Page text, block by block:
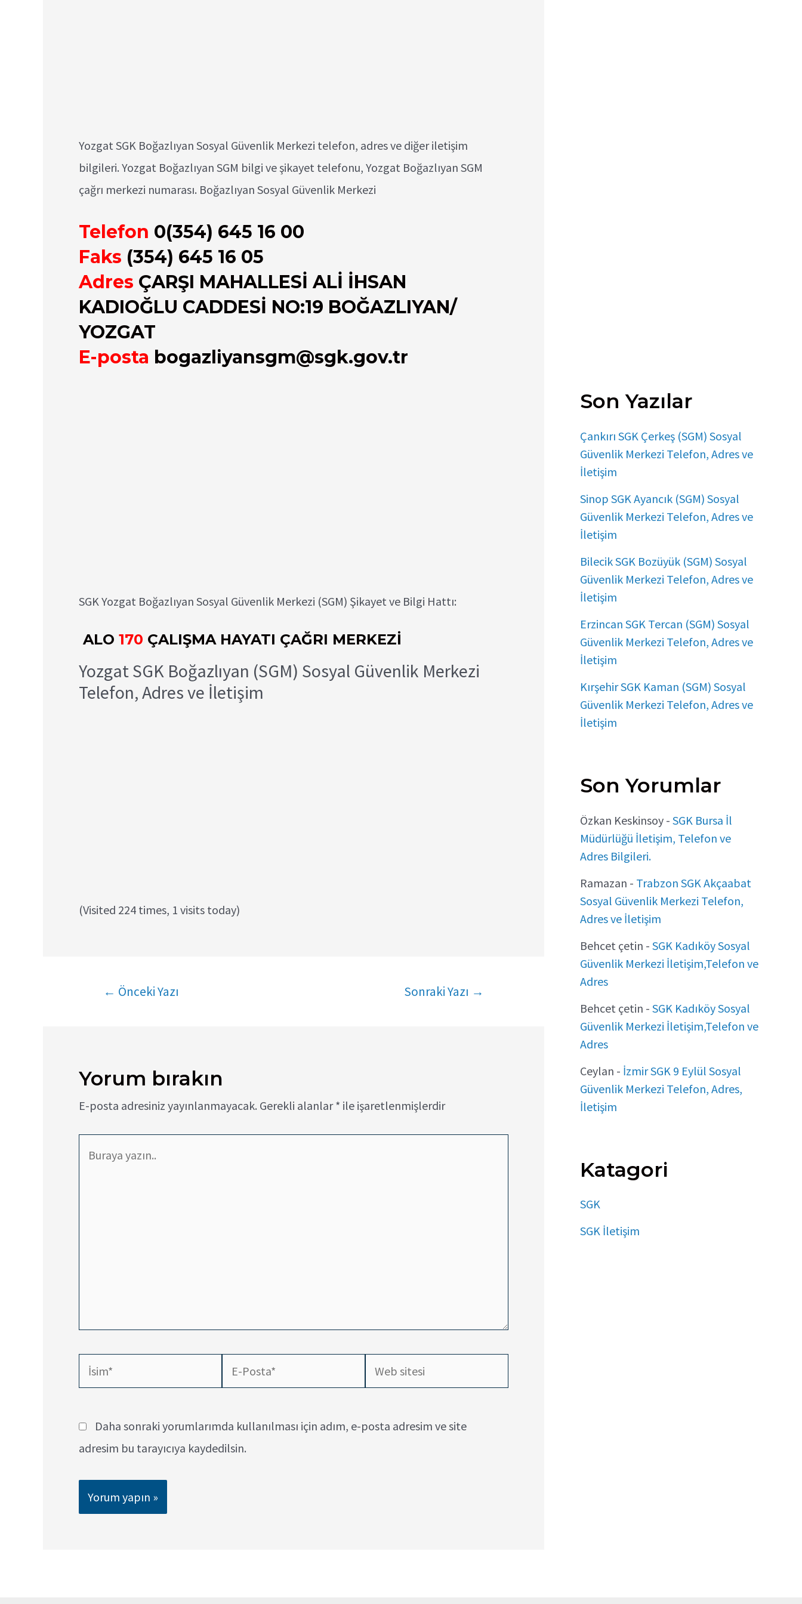
Yozgat SGK Boğazlıyan Sosyal Güvenlik Merkezi telefon, adres ve diğer iletişim
bilgileri. Yozgat Boğazlıyan SGM bilgi ve şikayet telefonu, Yozgat Boğazlıyan SGM
çağrı merkezi numarası. Boğazlıyan Sosyal Güvenlik Merkezi
Telefon 0(354) 645 16 00
Faks (354) 645 16 05
Adres ÇARŞI MAHALLESİ ALİ İHSAN
KADIOĞLU CADDESİ NO:19 BOĞAZLIYAN/
YOZGAT
E-posta bogazliyansgm@sgk.gov.tr
SGK Yozgat Boğazlıyan Sosyal Güvenlik Merkezi (SGM) Şikayet ve Bilgi Hattı:
ALO 170 ÇALIŞMA HAYATI ÇAĞRI MERKEZİ
Yozgat SGK Boğazlıyan (SGM) Sosyal Güvenlik Merkezi
Telefon, Adres ve İletişim
(Visited 224 times, 1 visits today)
← Önceki Yazı Sonraki Yazı →
Yorum bırakın
E-posta adresiniz yayınlanmayacak. Gerekli alanlar* ile işaretlenmişlerdir
İsim*
Posta*
Web
sitesi
Daha sonraki yorumlarımda kullanılması için adım, e-posta adresim ve site
adresim bu tarayıcıya kaydedilsin.
Son Yazılar
Çankırı SGK Çerkeş (SGM) Sosyal
Güvenlik Merkezi Telefon, Adres ve
İletişim
Sinop SGK Ayancık (SGM) Sosyal
Güvenlik Merkezi Telefon, Adres ve
İletişim
Bilecik SGK Bozüyük (SGM) Sosyal
Güvenlik Merkezi Telefon, Adres ve
İletişim
Erzincan SGK Tercan (SGM) Sosyal
Güvenlik Merkezi Telefon, Adres ve
İletişim
Kırşehir SGK Kaman (SGM) Sosyal
Güvenlik Merkezi Telefon, Adres ve
İletişim
Son Yorumlar
Özkan Keskinsoy - SGK Bursa İl
Müdürlüğü İletişim, Telefon ve
Adres Bilgileri.
Ramazan - Trabzon SGK Akçaabat
Sosyal Güvenlik Merkezi Telefon,
Adres ve İletişim
Behcet çetin - SGK Kadıköy Sosyal
Güvenlik Merkezi İletişim,Telefon ve
Adres
Behcet çetin - SGK Kadıköy Sosyal
Güvenlik Merkezi İletişim,Telefon ve
Adres
Ceylan - İzmir SGK 9 Eylül Sosyal
Güvenlik Merkezi Telefon, Adres,
İletişim
Katagori
SGK
SGK İletişim